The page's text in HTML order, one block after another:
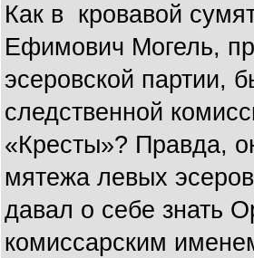
Как в кровавой
Ефимович Могель,
эсеровской партии,
следственной
«Кресты»? Правда,
мятежа левых
давал о себе знать
комиссарским